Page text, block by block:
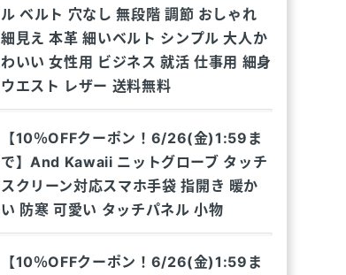
ル ベルト 穴なし 無段階 調節 おしゃれ
細見え 本革 細いベルト シンプル 大人か
わいい 女性用 ビジネス 就活 仕事用 細身
ウエスト レザー 送料無料
【10％OFFクーポン！6/26(金)1:59ま
で】And Kawaii ニットグローブ タッチ
スクリーン対応スマホ手袋 指開き 暖か
い 防寒 可愛い タッチパネル 小物
【10％OFFクーポン！6/26(金)1:59ま